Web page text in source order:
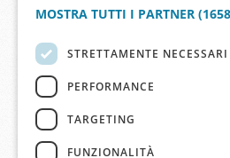
MOSTRA TUTTI I PARTNER
STRETTAMENTE NECESSARI
PERFORMANCE
TARGETING
FUNZIONALITÀ